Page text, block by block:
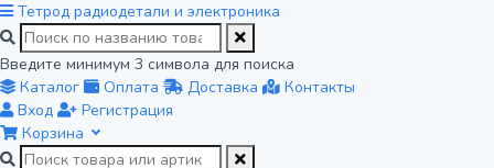
Тетрод радиодетали и электроника
Введите минимум 3 символа для поиска
Каталог
Оплата Доставка
Контакты
Вход
Регистрация
Корзина